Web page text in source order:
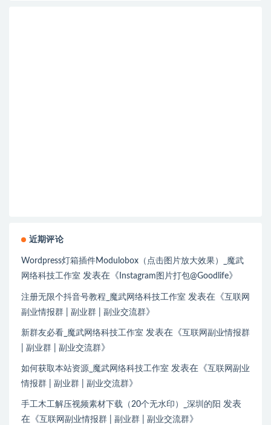
近期评论
Wordpress灯箱插件Modulobox（点击图片放大效果）_魔武
网络科技工作室 发表在《 Instagram图片打包@Goodlife》
注册无限个抖音号教程_魔武网络科技工作室 发表在《互联网
副业情报群 | 副业群 | 副业交流群》
新群友必看_魔武网络科技工作室 发表在《互联网副业情报群
| 副业群 | 副业交流群》
如何获取本站资源_魔武网络科技工作室 发表在《互联网副业
情报群 | 副业群 | 副业交流群》
手工木工解压视频素材下载（20个无水印）_深圳的阳 发表
在《互联网副业情报群 | 副业群 | 副业交流群》